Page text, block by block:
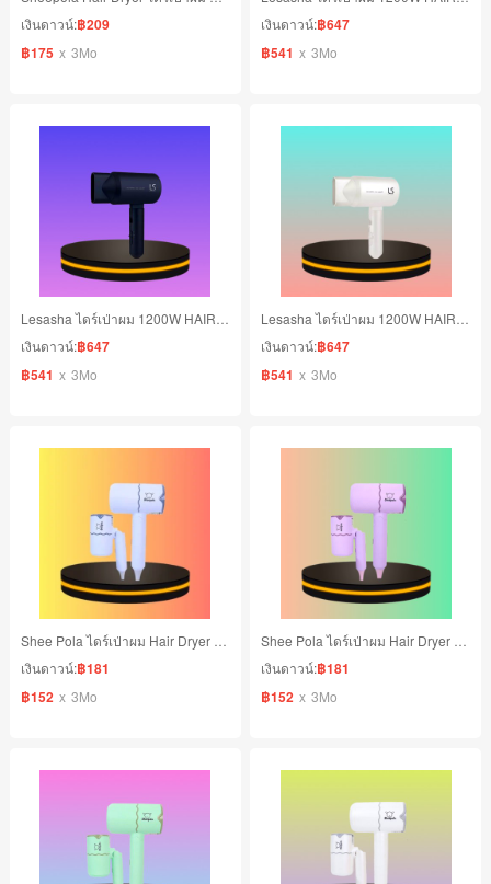
เงินดาวน์:฿209
฿175 x 3Mo
เงินดาวน์:฿647
฿541 x 3Mo
เงินดาวน์:฿647
฿541 x 3Mo
เงินดาวน์:฿647
฿541 x 3Mo
เงินดาวน์:฿181
฿152 x 3Mo
เงินดาวน์:฿181
฿152 x 3Mo